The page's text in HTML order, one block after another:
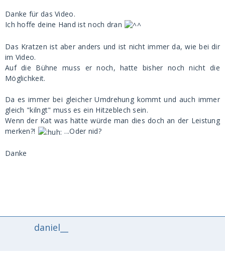
Danke für das Video.
Ich hoffe deine Hand ist noch dran
Das Kratzen ist aber anders und ist nicht immer da, wie bei dir
im Video.
Auf die Bühne muss er noch, hatte bisher noch nicht die
Möglichkeit.
Da es immer bei gleicher Umdrehung kommt und auch immer
gleich "kilngt" muss es ein Hitzeblech sein.
Wenn der Kat was hätte würde man dies doch an der Leistung
merken?!
...Oder nid?
Danke
daniel__